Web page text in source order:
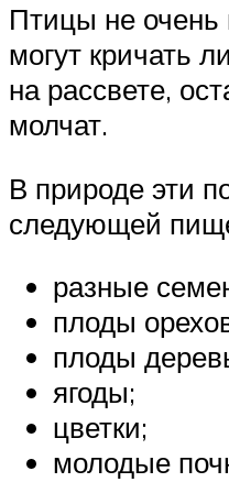
Птицы не
могут кричать
на рассвете,
молчат.
В природе эти
следующей
разные
плоды
плоды
ягоды;
цветки;
молодые